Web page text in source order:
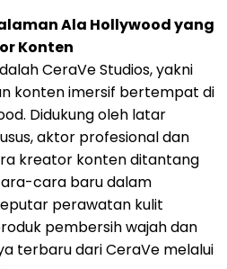
Ala Hollywood yang
Konten
CeraVe Studios, yakni
konten imersif bertempat di
Didukung oleh latar
aktor profesional dan
kreator konten ditantang
cara baru dalam
perawatan kulit
pembersih wajah dan
terbaru dari CeraVe melalui